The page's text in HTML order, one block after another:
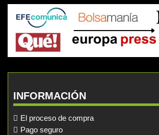
INFORMACIÓN
El proceso de compra
Pago seguro